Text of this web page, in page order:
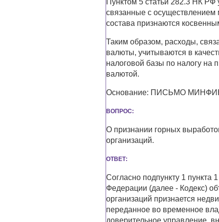
Пунктом 5 статьи 282.3 НК РФ
связанные с
состава признаются
Таким образом, расходы,
валюты, учитываются в
налоговой базы по налогу на
валютой.
Основание: ПИСЬМО
ВОПРОС:
О признании горных
организаций.
ОТВЕТ:
Согласно подпункту 1 пункта
Федерации (далее - Кодекс)
организаций признается
переданное во временное
доверительное управление,